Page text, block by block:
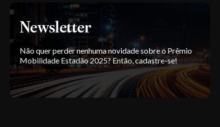
Newsletter
Não quer perder nenhuma novidade sobre o Prêmio
Mobilidade Estadão 2025? Então, cadastre-se!